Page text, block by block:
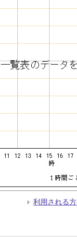
利用される